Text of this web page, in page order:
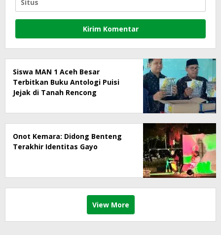
Siswa MAN 1 Aceh Besar
Terbitkan Buku Antologi Puisi
Jejak di Tanah Rencong
Onot Kemara: Didong Benteng
Terakhir Identitas Gayo
View More